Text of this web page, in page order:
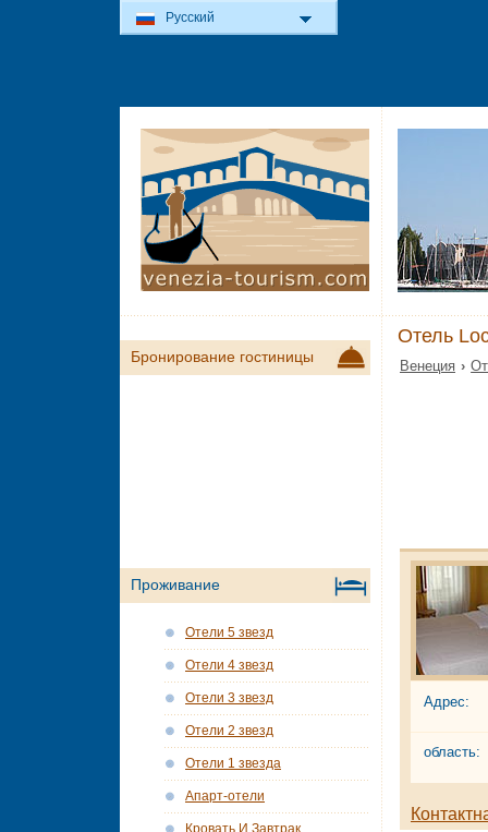
Отель
Венеция ›
Адрес:
область:
Бронирование гостиницы
Проживание
Отели 5 звезд
Отели 4 звезд
Отели 3 звезд
Отели 2 звезд
Отели 1 звезда
Апарт-отели
Кровать И Завтрак
Русский